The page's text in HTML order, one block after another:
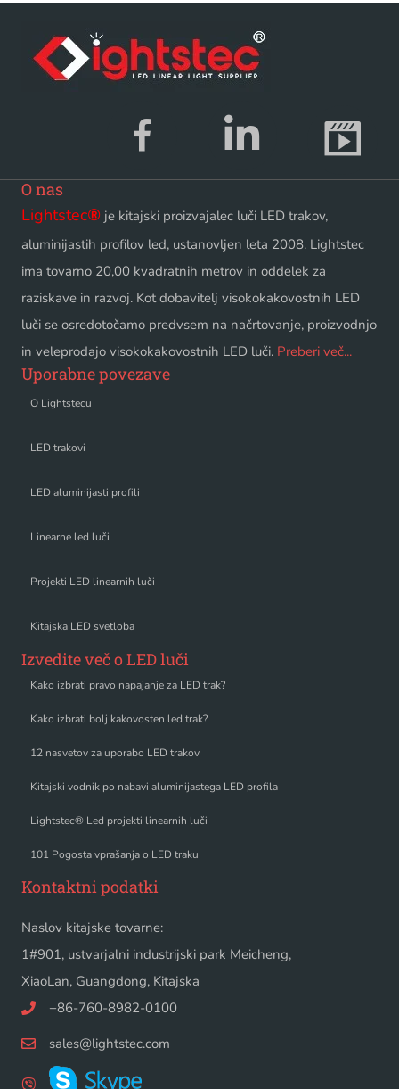
O nas
Lightstec® je kitajski proizvajalec luči LED trakov,
aluminijastih profilov led, ustanovljen leta 2008. Lightstec
ima tovarno 20,00 kvadratnih metrov in oddelek za
raziskave in razvoj. Kot dobavitelj visokokakovostnih LED
luči se osredotočamo predvsem na načrtovanje, proizvodnjo
in veleprodajo visokokakovostnih LED luči. Preberi več...
Uporabne povezave
O Lightstecu
LED trakovi
LED aluminijasti profili
Linearne led luči
Projekti LED linearnih luči
Kitajska LED svetloba
Izvedite več o LED luči
Kako izbrati pravo napajanje za LED trak?
Kako izbrati bolj kakovosten led trak?
12 nasvetov za uporabo LED trakov
Kitajski vodnik po nabavi aluminijastega LED profila
Lightstec® Led projekti linearnih luči
101 Pogosta vprašanja o LED traku
Kontaktni podatki
Naslov kitajske tovarne:
1#901, ustvarjalni industrijski park Meicheng,
XiaoLan, Guangdong, Kitajska
+86-760-8982-0100
sales@lightstec.com